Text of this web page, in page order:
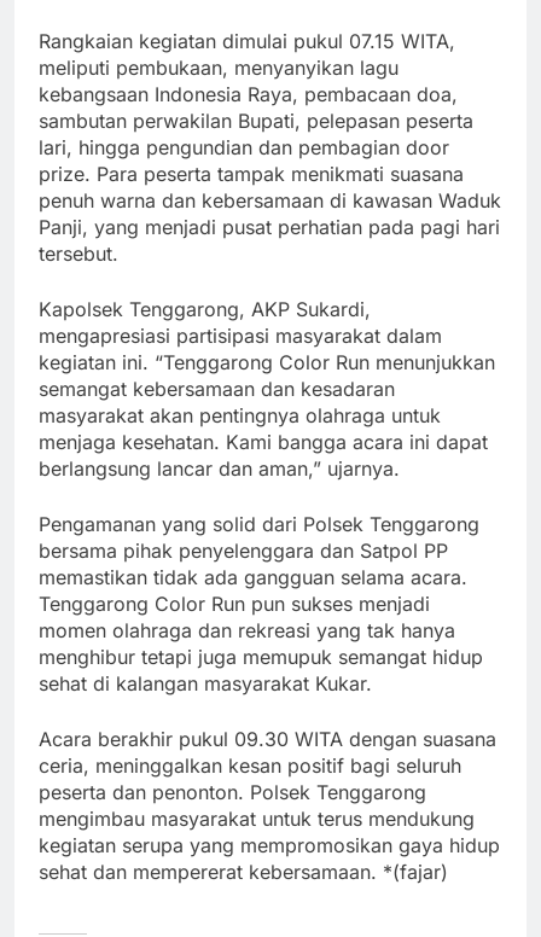
Rangkaian kegiatan dimulai pukul 07.15 WITA,
meliputi pembukaan, menyanyikan lagu
kebangsaan Indonesia Raya, pembacaan doa,
sambutan perwakilan Bupati, pelepasan peserta
lari, hingga pengundian dan pembagian door
prize. Para peserta tampak menikmati suasana
penuh warna dan kebersamaan di kawasan Waduk
Panji, yang menjadi pusat perhatian pada pagi hari
tersebut.
Kapolsek Tenggarong, AKP Sukardi,
mengapresiasi partisipasi masyarakat dalam
kegiatan ini. “Tenggarong Color Run menunjukkan
semangat kebersamaan dan kesadaran
masyarakat akan pentingnya olahraga untuk
menjaga kesehatan. Kami bangga acara ini dapat
berlangsung lancar dan aman,” ujarnya.
Pengamanan yang solid dari Polsek Tenggarong
bersama pihak penyelenggara dan Satpol PP
memastikan tidak ada gangguan selama acara.
Tenggarong Color Run pun sukses menjadi
momen olahraga dan rekreasi yang tak hanya
menghibur tetapi juga memupuk semangat hidup
sehat di kalangan masyarakat Kukar.
Acara berakhir pukul 09.30 WITA dengan suasana
ceria, meninggalkan kesan positif bagi seluruh
peserta dan penonton. Polsek Tenggarong
mengimbau masyarakat untuk terus mendukung
kegiatan serupa yang mempromosikan gaya hidup
sehat dan mempererat kebersamaan. *(fajar)